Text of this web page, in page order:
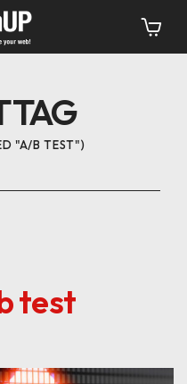
TAG
"A/B TEST"
test